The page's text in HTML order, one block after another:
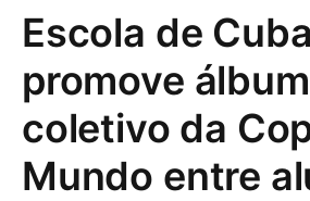
Escola de
promove álbum
coletivo da
Mundo entre